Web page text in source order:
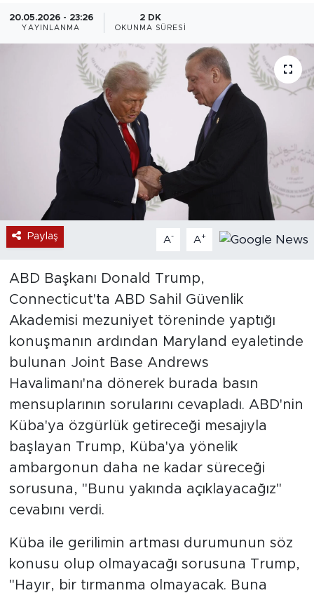
20.05.2026 - 23:26
YAYINLANMA
2 DK
OKUNMA SÜRESI
Paylaş A- A+
ABD Başkanı Donald Trump,
Connecticut'ta ABD Sahil Güvenlik
Akademisi mezuniyet töreninde yaptığı
konuşmanın ardından Maryland eyaletinde
bulunan Joint Base Andrews
Havalimanı'na dönerek burada basın
mensuplarının sorularını cevapladı. ABD'nin
Küba'ya özgürlük getireceği mesajıyla
başlayan Trump, Küba'ya yönelik
ambargonun daha ne kadar süreceği
sorusuna, "Bunu yakında açıklayacağız"
cevabını verdi.
Küba ile gerilimin artması durumunun söz
konusu olup olmayacağı sorusuna Trump,
"Hayır, bir tırmanma olmayacak. Buna